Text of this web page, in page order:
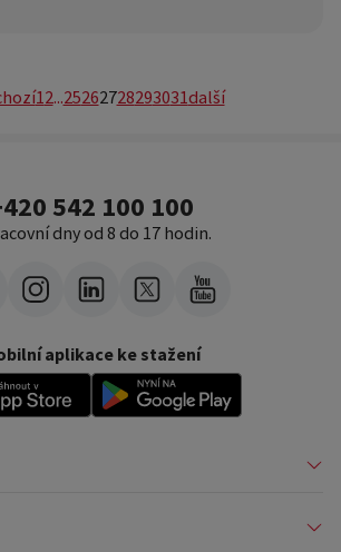
1 2...25262728293031další
542 100 100
dny od 8 do 17 hodin.
aplikace ke stažení